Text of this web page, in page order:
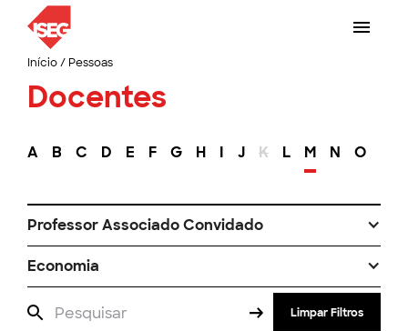
Início/ Pessoas
Docentes
A B C D E F G H I J K L M N O
Professor Associado Convidado
Economia
Limpar Filtros